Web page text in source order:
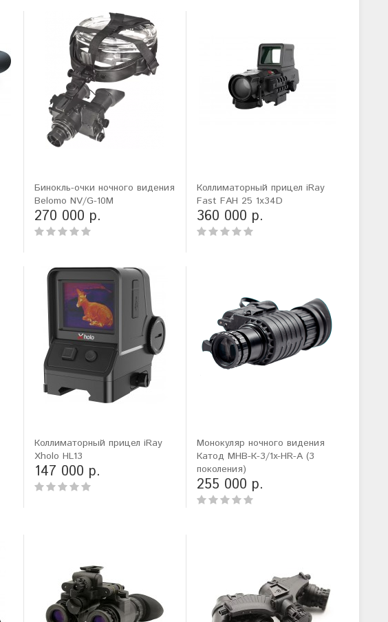
Бинокль-очки ночного видения
Belomo NV/G-10M
270 000 р.
Коллиматорный прицел iRay
Fast FAH 25 1x34D
360 000 р.
Коллиматорный прицел iRay
Xholo HL13
147 000 р.
Монокуляр ночного видения
Катод МНВ-К-3/1x-HR-A (3
поколения)
255 000 р.